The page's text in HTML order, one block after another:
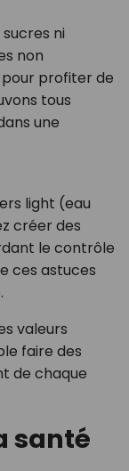
ni
non
profiter de
tous
une
light (eau
créer des
le contrôle
ces astuces
valeurs
faire des
de chaque
santé